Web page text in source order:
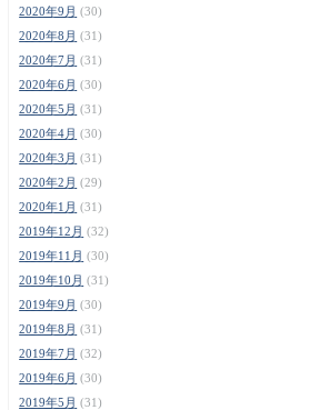
2020年9月 (30)
2020年8月 (31)
2020年7月 (31)
2020年6月 (30)
2020年5月 (31)
2020年4月 (30)
2020年3月 (31)
2020年2月 (29)
2020年1月 (31)
2019年12月 (32)
2019年11月 (30)
2019年10月 (31)
2019年9月 (30)
2019年8月 (31)
2019年7月 (32)
2019年6月 (30)
2019年5月 (31)